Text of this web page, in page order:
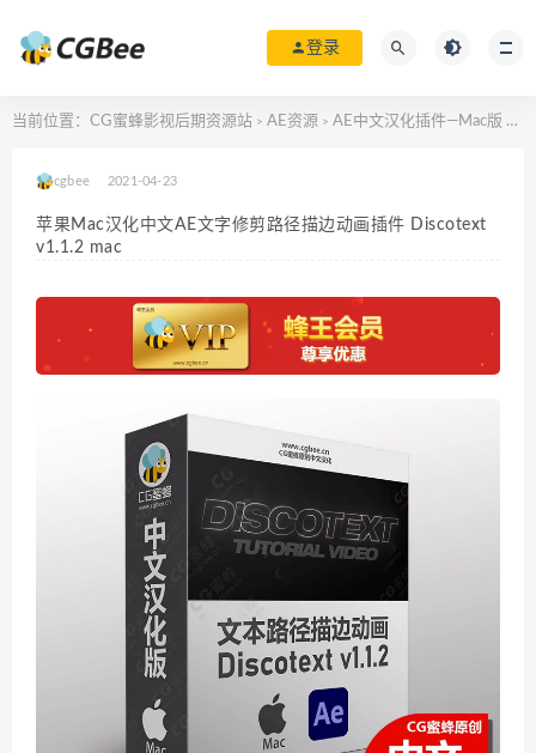
登录
当前位置： CG蜜蜂影视后期资源站 > AE资源 > AE中文汉化插件—Mac版 >苹
cgbee 2021-04-23
苹果Mac汉化中文AE文字修剪路径描边动画插件 Discotext
v1.1.2 mac